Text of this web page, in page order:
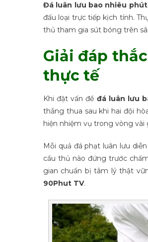
Đá luân lưu bao nhiêu phút
đấu loại trực tiếp kịch tính.
thủ tham gia sút bóng trên
Giải đáp
thực tế
Khi đặt vấn đề đá luân lưu
thắng thua sau khi hai đội
hiện nhiệm vụ trong vòng vài
Mỗi quả đá phạt luân lưu
cầu thủ nào đứng trước
gian chuẩn bị tâm lý thật
90Phut TV.